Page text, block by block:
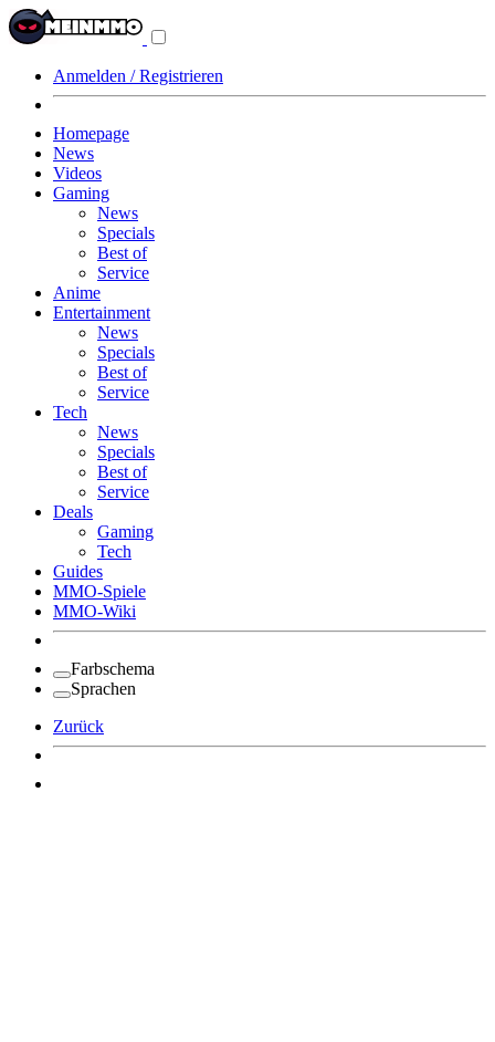
Anmelden / Registrieren
Homepage
News
Videos
Gaming
News
Specials
Best of
Service
Anime
Entertainment
News
Specials
Best of
Service
Tech
News
Specials
Best of
Service
Deals
Gaming
Tech
Guides
MMO-Spiele
MMO-Wiki
Farbschema
Sprachen
Zurück